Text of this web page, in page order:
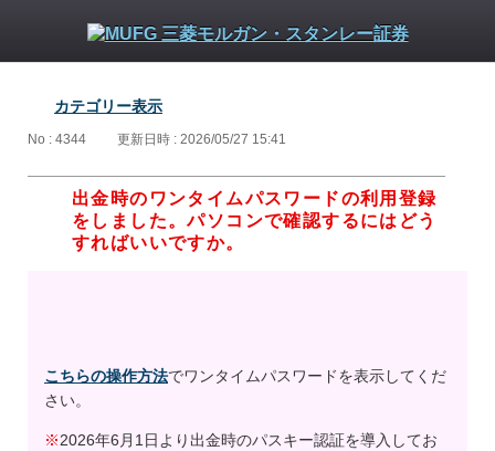
カテゴリー表示
No : 4344 更新日時 : 2026/05/27 15:41
出金時のワンタイムパスワードの利用登録
をしました。パソコンで確認するにはどう
すればいいですか。
こちらの操作方法でワンタイムパスワードを表示してくだ
さい。
※2026年6月1日より出金時のパスキー認証を導入してお